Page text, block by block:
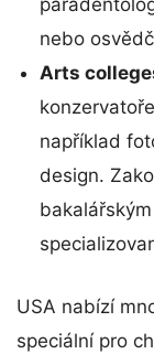
nebo
Arts
například
design.
USA nabízí
speciální pro